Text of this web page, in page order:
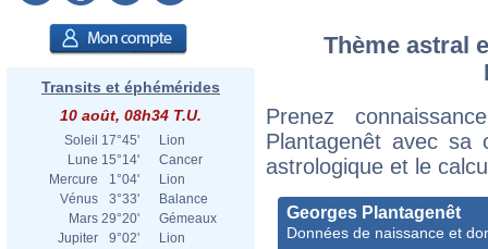
Transits et éphémérides
10 août, 08h34 T.U.
Soleil 17°45'
Lion
Lune 15°14'
Cancer
Mercure
1°04'
Lion
Vénus
3°33'
Balance
Mars 29°20'
Gémeaux
Jupiter
9°02'
Lion
Thème astral
Prenez
Plantagenêt avec
astrologique et le
Georges Plantagenêt
Données de naissance et